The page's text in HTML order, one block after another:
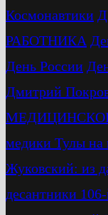
Космонавтики
РАБОТНИКА
День России
Дмитрий
медики Тулы на
Жуковский: из
десантники